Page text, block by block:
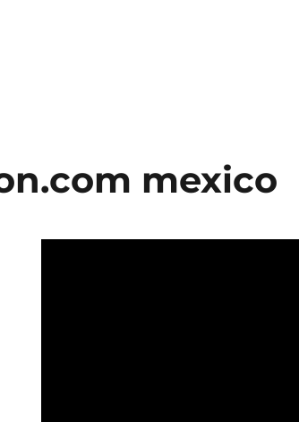
mexico